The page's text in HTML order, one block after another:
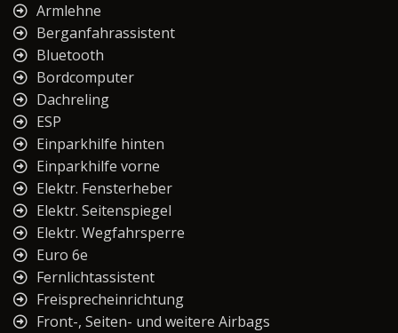
Armlehne
Berganfahrassistent
Bluetooth
Bordcomputer
Dachreling
ESP
Einparkhilfe hinten
Einparkhilfe vorne
Elektr. Fensterheber
Elektr. Seitenspiegel
Elektr. Wegfahrsperre
Euro 6e
Fernlichtassistent
Freisprecheinrichtung
Front-, Seiten- und weitere Airbags